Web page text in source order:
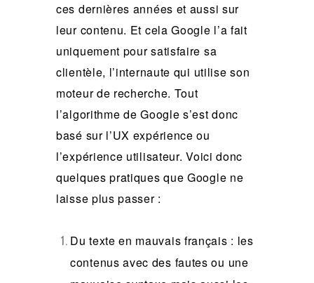
ces dernières années et aussi sur
leur contenu. Et cela Google l’a fait
uniquement pour satisfaire sa
clientèle, l’internaute qui utilise son
moteur de recherche. Tout
l’algorithme de Google s’est donc
basé sur l’UX expérience ou
l’expérience utilisateur. Voici donc
quelques pratiques que Google ne
laisse plus passer :
Du texte en mauvais français : les
contenus avec des fautes ou une